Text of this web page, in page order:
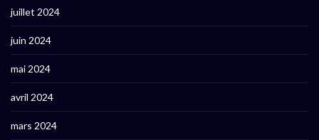
juillet 2024
juin 2024
mai 2024
avril 2024
mars 2024